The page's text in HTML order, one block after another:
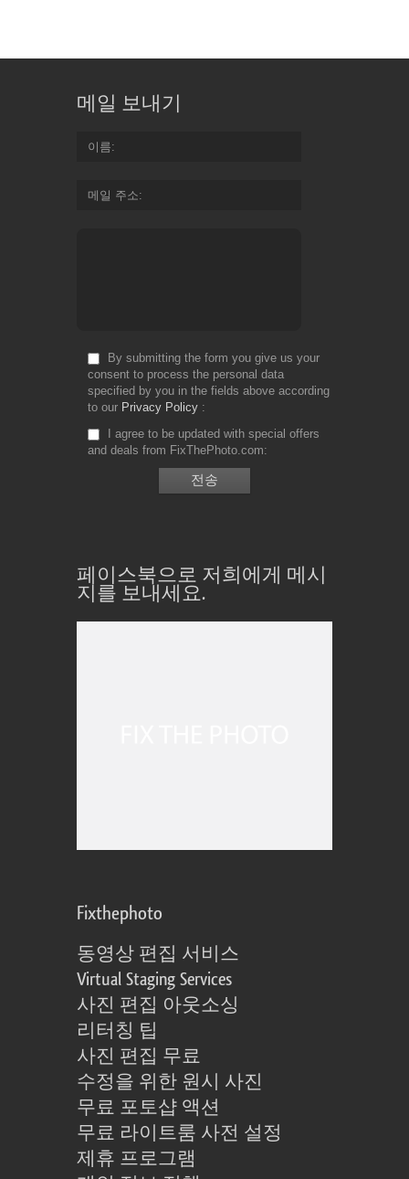
메일 보내기
이름
메일 주소
By submitting the form you give us your
consent to process the personal data
specified by you in the fields above according
to our Privacy Policy
I agree to be updated with special offers
and deals from FixThePhoto.com
페이스북으로 저희에게 메시
지를 보내세요.
Fixthephoto
동영상 편집 서비스
Virtual Staging Services
사진 편집 아웃소싱
리터칭 팁
사진 편집 무료
수정을 위한 원시 사진
무료 포토샵 액션
무료 라이트룸 사전 설정
제휴 프로그램